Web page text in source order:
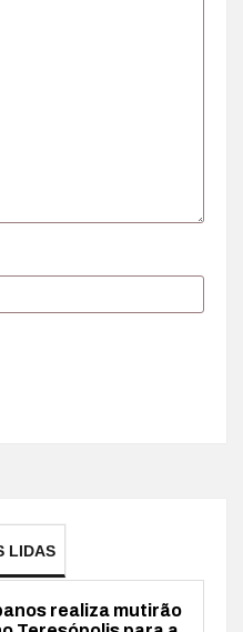
LIDAS
realiza mutirão